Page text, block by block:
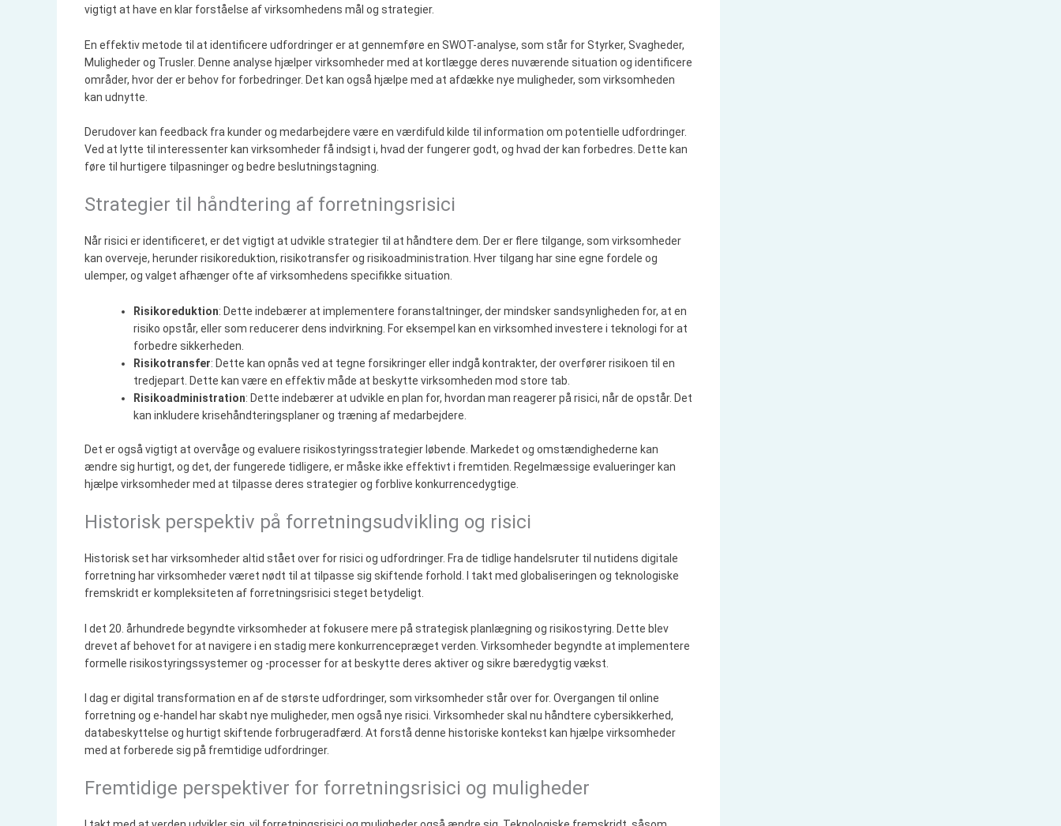
vigtigt at have en klar forståelse af virksomhedens mål og strategier.
En effektiv metode til at identificere udfordringer er at gennemføre en SWOT-analyse, som står for Styrker, Svagheder,
Muligheder og Trusler. Denne analyse hjælper virksomheder med at kortlægge deres nuværende situation og identificere
områder, hvor der er behov for forbedringer. Det kan også hjælpe med at afdække nye muligheder, som virksomheden
kan udnytte.
Derudover kan feedback fra kunder og medarbejdere være en værdifuld kilde til information om potentielle udfordringer.
Ved at lytte til interessenter kan virksomheder få indsigt i, hvad der fungerer godt, og hvad der kan forbedres. Dette kan
føre til hurtigere tilpasninger og bedre beslutningstagning.
Strategier til håndtering af forretningsrisici
Når risici er identificeret, er det vigtigt at udvikle strategier til at håndtere dem. Der er flere tilgange, som virksomheder
kan overveje, herunder risikoreduktion, risikotransfer og risikoadministration. Hver tilgang har sine egne fordele og
ulemper, og valget afhænger ofte af virksomhedens specifikke situation.
Risikoreduktion: Dette indebærer at implementere foranstaltninger, der mindsker sandsynligheden for, at en
risiko opstår, eller som reducerer dens indvirkning. For eksempel kan en virksomhed investere i teknologi for at
forbedre sikkerheden.
Risikotransfer: Dette kan opnås ved at tegne forsikringer eller indgå kontrakter, der overfører risikoen til en
tredjepart. Dette kan være en effektiv måde at beskytte virksomheden mod store tab.
Risikoadministration: Dette indebærer at udvikle en plan for, hvordan man reagerer på risici, når de opstår. Det
kan inkludere krisehåndteringsplaner og træning af medarbejdere.
Det er også vigtigt at overvåge og evaluere risikostyringsstrategier løbende. Markedet og omstændighederne kan
ændre sig hurtigt, og det, der fungerede tidligere, er måske ikke effektivt i fremtiden. Regelmæssige evalueringer kan
hjælpe virksomheder med at tilpasse deres strategier og forblive konkurrencedygtige.
Historisk perspektiv på forretningsudvikling og risici
Historisk set har virksomheder altid stået over for risici og udfordringer. Fra de tidlige handelsruter til nutidens digitale
forretning har virksomheder været nødt til at tilpasse sig skiftende forhold. I takt med globaliseringen og teknologiske
fremskridt er kompleksiteten af forretningsrisici steget betydeligt.
I det 20. århundrede begyndte virksomheder at fokusere mere på strategisk planlægning og risikostyring. Dette blev
drevet af behovet for at navigere i en stadig mere konkurrencepræget verden. Virksomheder begyndte at implementere
formelle risikostyringssystemer og -processer for at beskytte deres aktiver og sikre bæredygtig vækst.
I dag er digital transformation en af de største udfordringer, som virksomheder står over for. Overgangen til online
forretning og e-handel har skabt nye muligheder, men også nye risici. Virksomheder skal nu håndtere cybersikkerhed,
databeskyttelse og hurtigt skiftende forbrugeradfærd. At forstå denne historiske kontekst kan hjælpe virksomheder
med at forberede sig på fremtidige udfordringer.
Fremtidige perspektiver for forretningsrisici og muligheder